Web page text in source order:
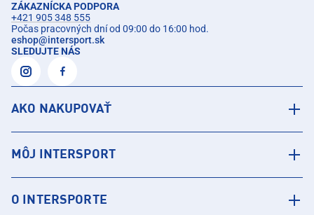
ZÁKAZNÍCKA PODPORA
+421 905 348 555
Počas pracovných dní od 09:00 do 16:00 hod.
eshop@intersport.sk
SLEDUJTE NÁS
AKO NAKUPOVAŤ
MÔJ INTERSPORT
O INTERSPORTE